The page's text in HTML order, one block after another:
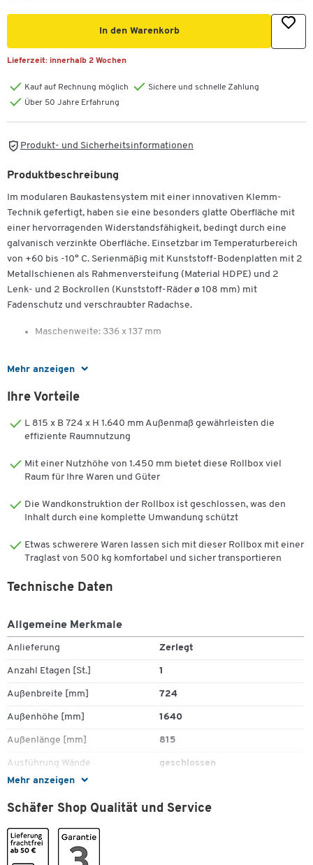
In den Warenkorb
Lieferzeit: innerhalb 2 Wochen
Kauf auf Rechnung möglich
Sichere und schnelle Zahlung
Über 50 Jahre Erfahrung
Produkt- und Sicherheitsinformationen
Mehr anzeigen
Produktbeschreibung
Im modularen Baukastensystem mit einer innovativen Klemm-
Technik gefertigt, haben sie eine besonders glatte Oberfläche mit
einer hervorragenden Widerstandsfähigkeit, bedingt durch eine
galvanisch verzinkte Oberfläche. Einsetzbar im Temperaturbereich
von +60 bis -10° C. Serienmäßig mit Kunststoff-Bodenplatten mit 2
Metallschienen als Rahmenversteifung (Material HDPE) und 2
Lenk- und 2 Bockrollen (Kunststoff-Räder ø 108 mm) mit
Fadenschutz und verschraubter Radachse.
Maschenweite: 336 x 137 mm
4-seitig
mit anklemmbarer Rückwand für mehr "Anlehnfläche" und
optional einhängbarem Etagenboden gegen Mehrpreis
(siehe Zubehör)
Außenmaße: B 724 x T 815 x H 1640 mm
Traglast: 500 kg
Ihre Vorteile
L 815 x B 724 x H 1.640 mm Außenmaß gewährleisten die
effiziente Raumnutzung
Mit einer Nutzhöhe von 1.450 mm bietet diese Rollbox viel
Raum für Ihre Waren und Güter
Die Wandkonstruktion der Rollbox ist geschlossen, was den
Inhalt durch eine komplette Umwandung schützt
Etwas schwerere Waren lassen sich mit dieser Rollbox mit einer
Traglast von 500 kg komfortabel und sicher transportieren
Mehr anzeigen
Technische Daten
Allgemeine Merkmale
Anlieferung Zerlegt
Anzahl Etagen [St.] 1
Außenbreite [mm] 724
Außenhöhe [mm] 1640
Außenlänge [mm] 815
Ausführung Wände geschlossen
Bereifung
ESD (leitfähig) Nein
Euronorm
Farbe Ladefläche
Schäfer Shop Qualität und Service